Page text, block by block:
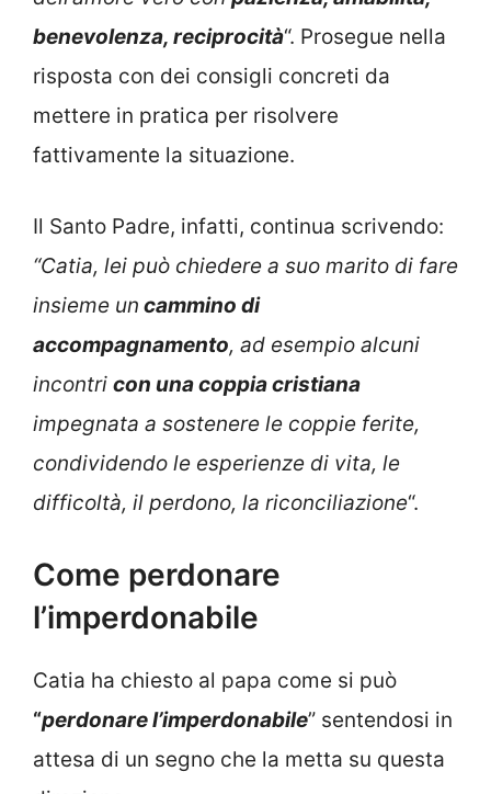
benevolenza, reciprocità“. Prosegue nella
risposta con dei consigli concreti da
mettere in pratica per risolvere
fattivamente la situazione.
Il Santo Padre, infatti, continua scrivendo:
“Catia, lei può chiedere a suo marito di fare
insieme un cammino di
accompagnamento, ad esempio alcuni
incontri con una coppia cristiana
impegnata a sostenere le coppie ferite,
condividendo le esperienze di vita, le
difficoltà, il perdono, la riconciliazione“.
Come perdonare
l’imperdonabile
Catia ha chiesto al papa come si può
“perdonare l’imperdonabile” sentendosi in
attesa di un segno che la metta su questa